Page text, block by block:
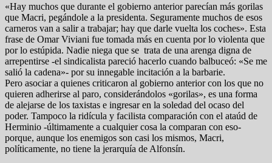
«Hay muchos que durante el gobierno anterior parecían más gorilas
que Macri, pegándole a la presidenta. Seguramente muchos de esos
carneros van a salir a trabajar; hay que darle vuelta los coches». Esta
frase de Omar Viviani fue tomada más en cuenta por lo violenta que
por lo estúpida. Nadie niega que se trata de una arenga digna de
arrepentirse -el sindicalista pareció hacerlo cuando balbuceó: «Se me
salió la cadena»- por su innegable incitación a la barbarie.
Pero asociar a quienes criticaron al gobierno anterior con los que no
quieren adherirse al paro, considerándolos «gorilas», es una forma
de alejarse de los taxistas e ingresar en la soledad del ocaso del
poder. Tampoco la ridícula y facilista comparación con el ataúd de
Herminio -últimamente a cualquier cosa la comparan con eso-
porque, aunque los enemigos son casi los mismos, Macri,
políticamente, no tiene la jerarquía de Alfonsín.